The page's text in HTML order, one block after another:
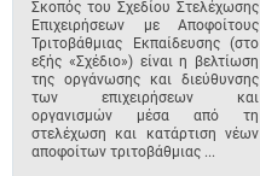
Σκοπός του Σχεδίου Στελέχωσης
Επιχειρήσεων με Αποφοίτους
Τριτοβάθμιας Εκπαίδευσης (στο
εξής «Σχέδιο») είναι η βελτίωση
της οργάνωσης και διεύθυνσης
των επιχειρήσεων και
οργανισμών μέσα από τη
στελέχωση και κατάρτιση νέων
αποφοίτων τριτοβάθμιας ...